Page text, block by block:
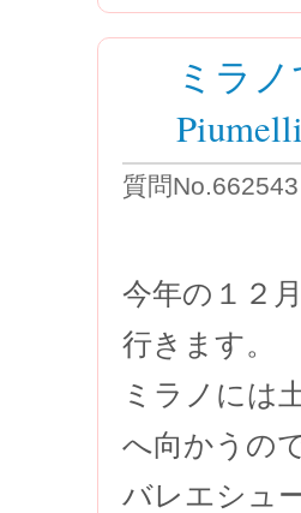
ミラ
質問
今年の１２
行きます。
ミラノには
へ向かうの
バレエシュ